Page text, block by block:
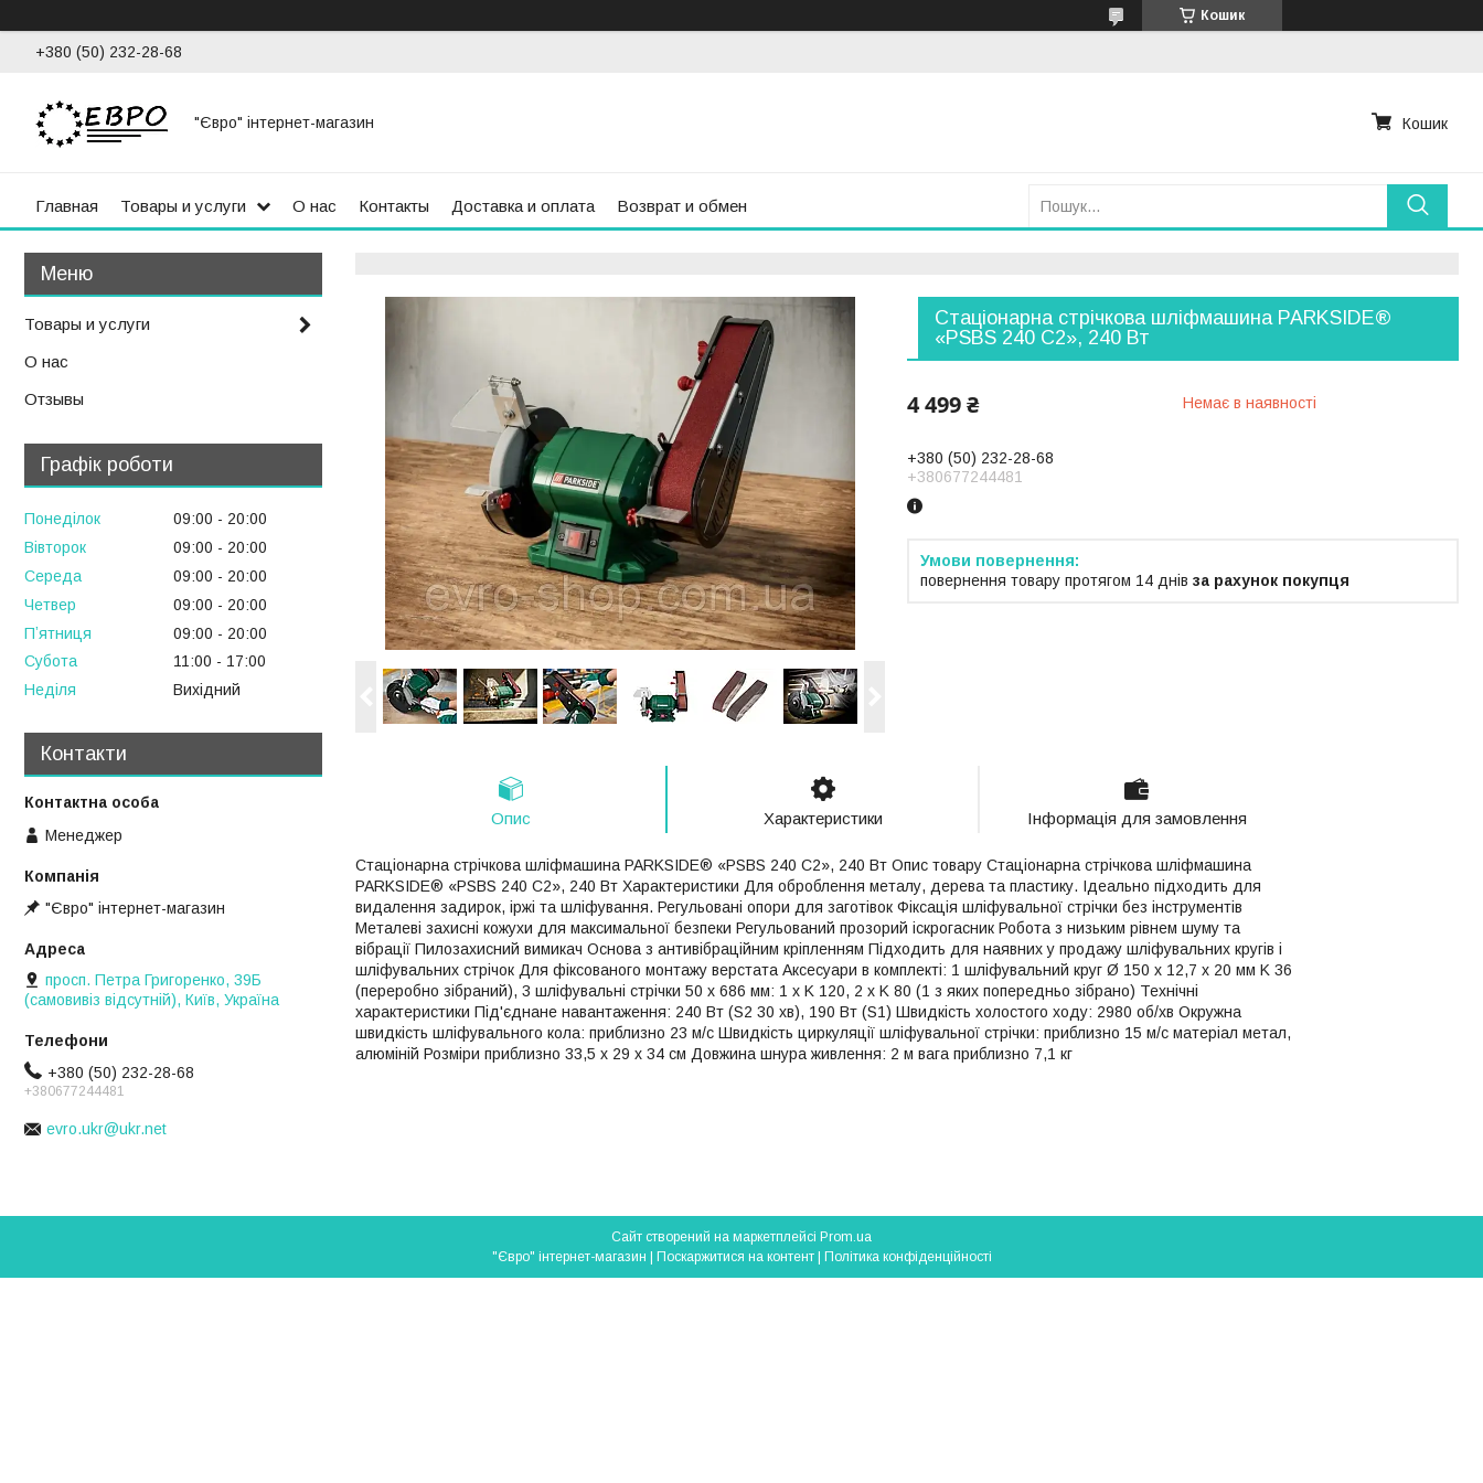
Кошик
+380 (50) 232-28-68
"Євро" інтернет-магазин Кошик
Главная Товары и услуги О нас Контакты Доставка и оплата Возврат и обмен
Стаціонарна стрічкова шліфмашина PARKSIDE®
«PSBS 240 C2», 240 Вт
4 499 ₴ Немає в наявності
+380 (50) 232-28-68
+380677244481
повернення товару протягом 14 днів за рахунок покупця
Опис Характеристики Інформація для замовлення
Стаціонарна стрічкова шліфмашина PARKSIDE® «PSBS 240 C2», 240 Вт Опис товару Стаціонарна стрічкова шліфмашина
PARKSIDE® «PSBS 240 C2», 240 Вт Характеристики Для оброблення металу, дерева та пластику. Ідеально підходить для
видалення задирок, іржі та шліфування. Регульовані опори для заготівок Фіксація шліфувальної стрічки без інструментів
Металеві захисні кожухи для максимальної безпеки Регульований прозорий іскрогасник Робота з низьким рівнем шуму та
вібрації Пилозахисний вимикач Основа з антивібраційним кріпленням Підходить для наявних у продажу шліфувальних кругів і
шліфувальних стрічок Для фіксованого монтажу верстата Аксесуари в комплекті: 1 шліфувальний круг Ø 150 x 12,7 x 20 мм K 36
(переробно зібраний), 3 шліфувальні стрічки 50 x 686 мм: 1 x K 120, 2 x K 80 (1 з яких попередньо зібрано) Технічні
характеристики Під'єднане навантаження: 240 Вт (S2 30 хв), 190 Вт (S1) Швидкість холостого ходу: 2980 об/хв Окружна
швидкість шліфувального кола: приблизно 23 м/с Швидкість циркуляції шліфувальної стрічки: приблизно 15 м/с матеріал метал,
алюміній Розміри приблизно 33,5 x 29 x 34 см Довжина шнура живлення: 2 м вага приблизно 7,1 кг
Товары и услуги
О нас
Отзывы
Графік роботи
Понеділок 09:00
20:00
Вівторок
09:00
20:00
Середа
09:00
20:00
Четвер
09:00
20:00
Пʼятниця
09:00
20:00
Субота
11:00
17:00
Неділя
Вихідний
Контакти
Менеджер
"Євро" інтернет-магазин
просп. Петра Григоренко, 39Б
(самовивіз відсутній), Київ, Україна
+380 (50) 232-28-68
+380677244481
evro.ukr@ukr.net
Сайт створений на маркетплейсі Prom.ua
Поскаржитися на контент Політика конфіденційності